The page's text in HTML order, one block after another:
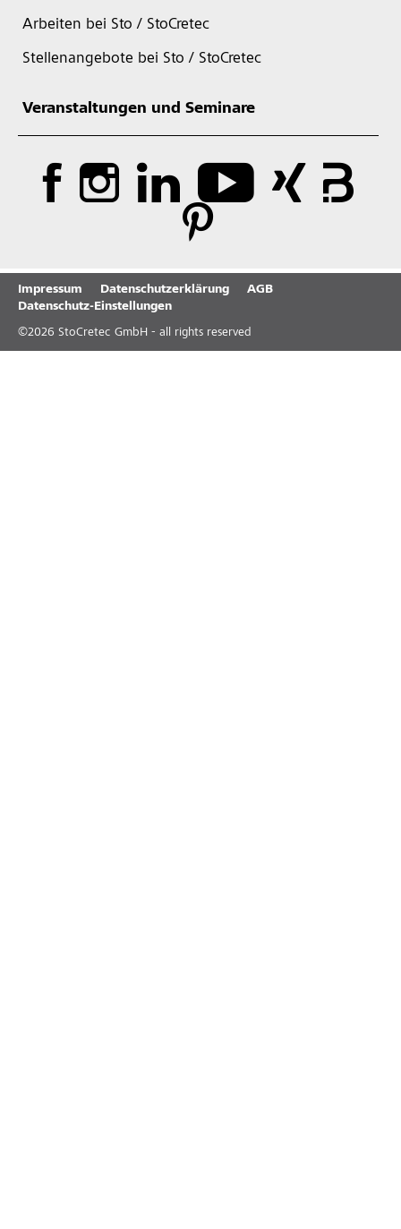
Arbeiten bei Sto / StoCretec
Stellenangebote bei Sto / StoCretec
Veranstaltungen und Seminare
Impressum Datenschutzerklärung
AGB
Datenschutz-Einstellungen
©2026 StoCretec GmbH - all rights reserved